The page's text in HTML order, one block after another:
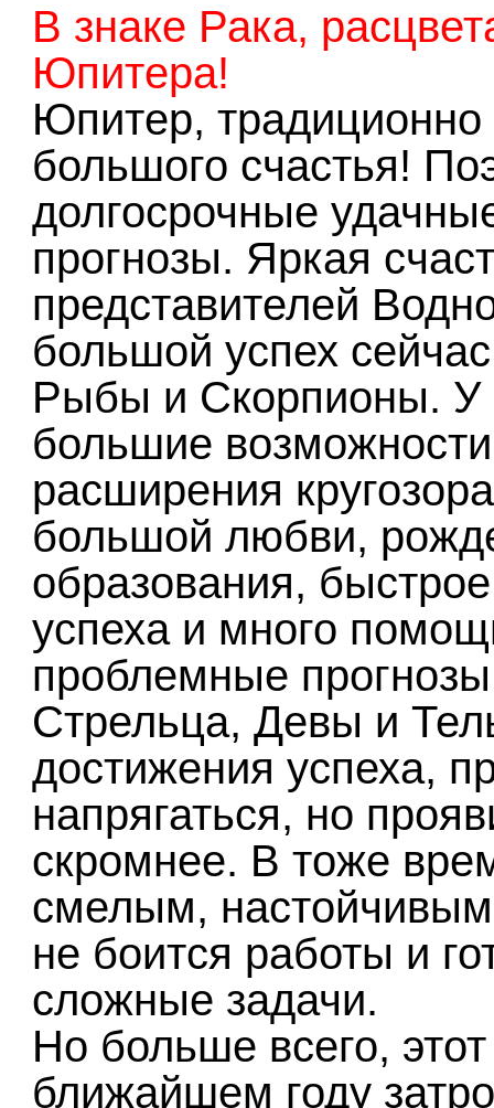
В знаке Рака,
Юпитера!
Юпитер, традиционно
большого счастья!
долгосрочные
прогнозы. Яркая
представителей
большой успех
Рыбы и Скорпионы. У
большие
расширения
большой любви,
образования,
успеха и много
проблемные
Стрельца, Девы и
достижения успеха,
напрягаться, но
скромнее. В тоже
смелым,
не боится работы и
сложные задачи.
Но больше всего,
ближайшем году